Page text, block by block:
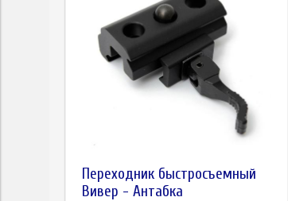
Переходник быстросъемный
Вивер - Антабка